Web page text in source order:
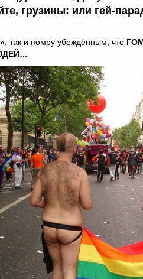
грузины: или гей-
так и помру убеждённым, что